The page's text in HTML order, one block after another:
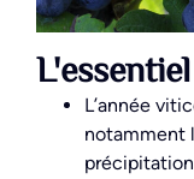
L’année
notamment